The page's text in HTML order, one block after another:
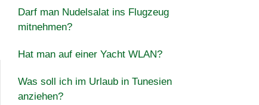
Darf man Nudelsalat ins Flugzeug
mitnehmen?
Hat man auf einer Yacht WLAN?
Was soll ich im Urlaub in Tunesien
anziehen?